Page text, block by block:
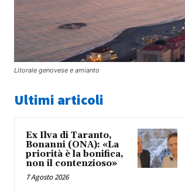
Litorale genovese e amianto
Ultimi articoli
Ex Ilva di Taranto,
Bonanni (ONA): «La
priorità è la bonifica,
non il contenzioso»
7 Agosto 2026